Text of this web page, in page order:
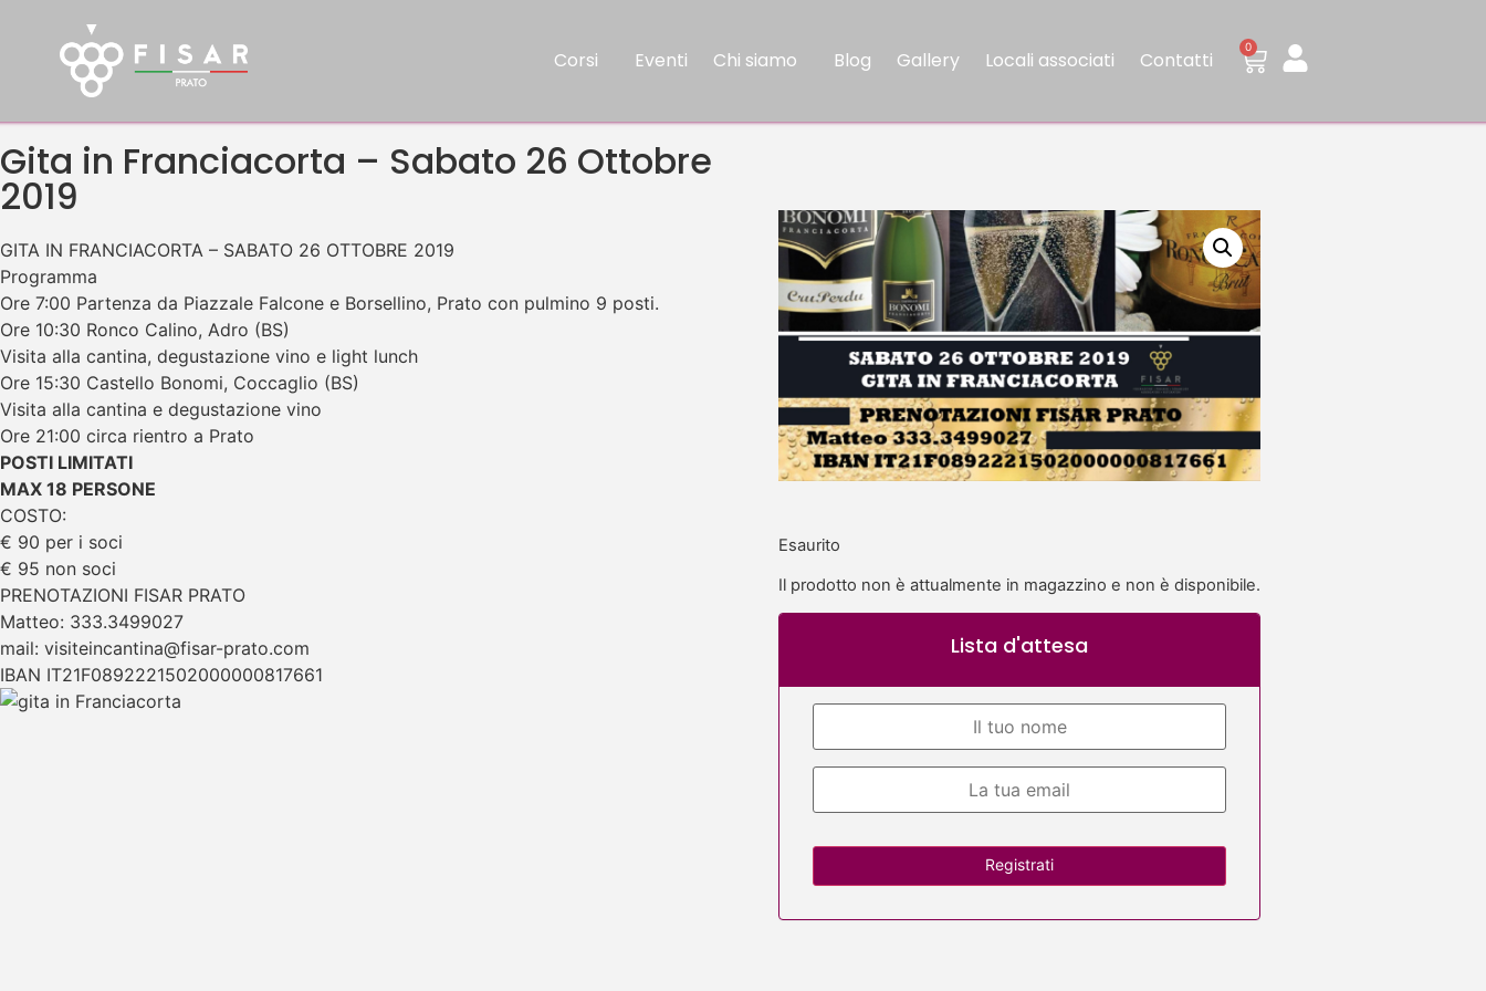
Corsi Eventi Chi siamo Blog Gallery Locali associati Contatti
0
Gita in Franciacorta – Sabato 26 Ottobre
2019
GITA IN FRANCIACORTA – SABATO 26 OTTOBRE 2019
Programma
Ore 7:00 Partenza da Piazzale Falcone e Borsellino, Prato con pulmino 9 posti.
Ore 10:30 Ronco Calino, Adro (BS)
Visita alla cantina, degustazione vino e light lunch
Ore 15:30 Castello Bonomi, Coccaglio (BS)
Visita alla cantina e degustazione vino
Ore 21:00 circa rientro a Prato
POSTI LIMITATI
MAX 18 PERSONE
COSTO:
€ 90 per i soci
€ 95 non soci
PRENOTAZIONI FISAR PRATO
Matteo: 333.3499027
mail: visiteincantina@fisar-prato.com
IBAN IT21F0892221502000000817661
Esaurito
Il prodotto non è attualmente in magazzino e non è disponibile.
Lista d'attesa